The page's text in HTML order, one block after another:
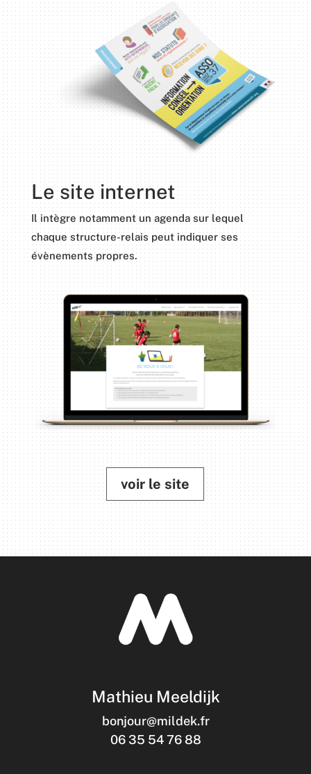
Le site internet
Il intègre notamment un agenda sur lequel
chaque structure-relais peut indiquer ses
évènements propres.
voir le site
Mathieu Meeldijk
bonjour@mildek.fr
06 35 54 76 88